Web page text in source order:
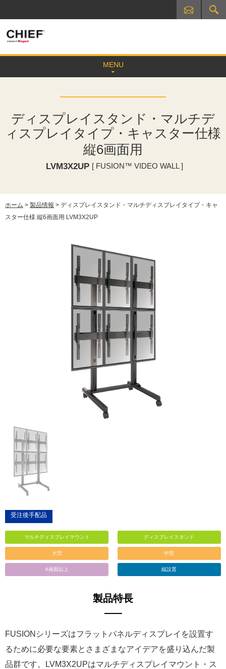
MENU
ディスプレイスタンド・マルチデ
ィスプレイタイプ・キャスター仕様
縦6画面用
LVM3X2UP [ FUSION™ VIDEO WALL ]
ホーム > 製品情報 > ディスプレイスタンド・マルチディスプレイタイプ・キャ
スター仕様 縦6画面用 LVM3X2UP
受注後手配品
マルチディスプレイマウント ディスプレイスタンド
大型 中型
6画面以上 縦設置
製品特長
FUSIONシリーズはフラットパネルディスプレイを設置す
るために必要な要素とさまざまなアイデアを盛り込んだ製
品群です。LVM3X2UPはマルチディスプレイマウント・ス